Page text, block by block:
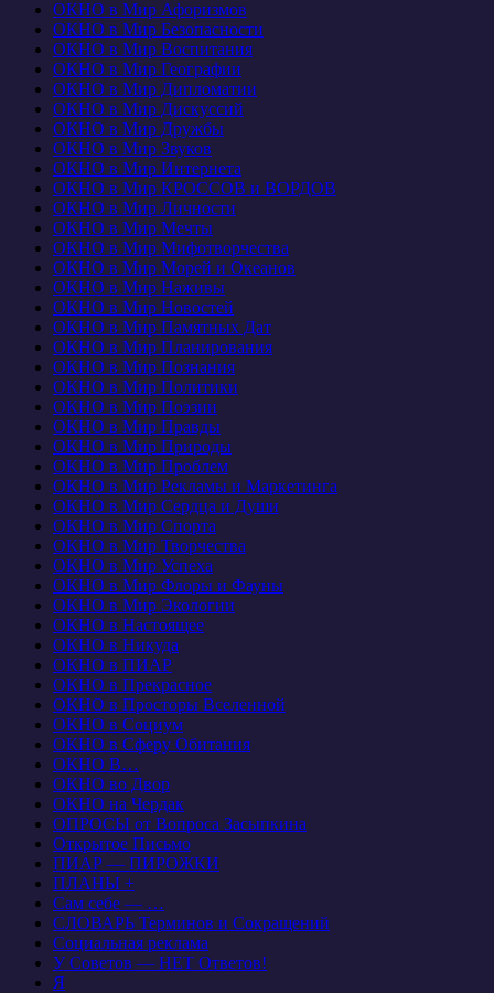
ОКНО в Мир Афоризмов
ОКНО в Мир Безопасности
ОКНО в Мир Воспитания
ОКНО в Мир Географии
ОКНО в Мир Дипломатии
ОКНО в Мир Дискуссий
ОКНО в Мир Дружбы
ОКНО в Мир Звуков
ОКНО в Мир Интернета
ОКНО в Мир КРОССОВ и ВОРДОВ
ОКНО в Мир Личности
ОКНО в Мир Мечты
ОКНО в Мир Мифотворчества
ОКНО в Мир Морей и Океанов
ОКНО в Мир Наживы
ОКНО в Мир Новостей
ОКНО в Мир Памятных Дат
ОКНО в Мир Планирования
ОКНО в Мир Познания
ОКНО в Мир Политики
ОКНО в Мир Поэзии
ОКНО в Мир Правды
ОКНО в Мир Природы
ОКНО в Мир Проблем
ОКНО в Мир Рекламы и Маркетинга
ОКНО в Мир Сердца и Души
ОКНО в Мир Спорта
ОКНО в Мир Творчества
ОКНО в Мир Успеха
ОКНО в Мир Флоры и Фауны
ОКНО в Мир Экологии
ОКНО в Настоящее
ОКНО в Никуда
ОКНО в ПИАР
ОКНО в Прекрасное
ОКНО в Просторы Вселенной
ОКНО в Социум
ОКНО в Сферу Обитания
ОКНО В…
ОКНО во Двор
ОКНО на Чердак
ОПРОСЫ от Вопроса Засыпкина
Открытое Письмо
ПИАР — ПИРОЖКИ
ПЛАНЫ +
Сам себе — …
СЛОВАРЬ Терминов и Сокращений
Социальная реклама
У Советов — НЕТ Ответов!
Я